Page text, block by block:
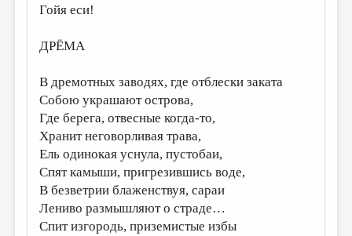
Гойя еси!
ДРЁМА
В дремотных заводях, где отблески заката
Собою украшают острова,
Где берега, отвесные когда-то,
Хранит неговорливая трава,
Ель одинокая уснула, пустобаи,
Спят камыши, пригрезившись воде,
В безветрии блаженствуя, сараи
Лениво размышляют о страде…
Спит изгородь, приземистые избы